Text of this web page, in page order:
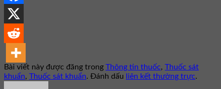
Bài viết này được đăng trong Thông tin thuốc, Thuốc sát
khuẩn, Thuốc sát khuẩn. Đánh dấu liên kết thường trực.